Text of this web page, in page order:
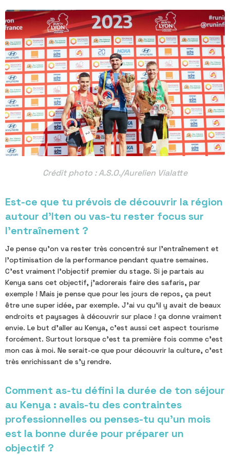
Crédit photo : A.S.O./Aurelien Vialatte
Est-ce que tu prévois de découvrir la région
autour d’Iten ou vas-tu rester focus sur
l'entraînement ?
Je pense qu'on va rester très concentré sur l'entraînement et
l'optimisation de la performance pendant quatre semaines.
C'est vraiment l'objectif premier du stage. Si je partais au
Kenya sans cet objectif, j'adorerais faire des safaris, par
exemple ! Mais je pense que pour les jours de repos, ça peut
être une super idée, par exemple. J'ai vu qu'il y avait de beaux
endroits et paysages à découvrir sur place ! ça donne vraiment
envie. Le but d'aller au Kenya, c'est aussi cet aspect tourisme
forcément. Surtout lorsque c'est ta première fois comme c'est
mon cas à moi. Ne serait-ce que pour découvrir la culture, c'est
très enrichissant de s'y rendre.
Comment as-tu défini la durée de ton séjour
au Kenya : avais-tu des contraintes
professionnelles ou penses-tu qu'un mois
est la bonne durée pour préparer un
objectif ?